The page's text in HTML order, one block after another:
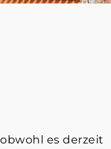
es derzeit